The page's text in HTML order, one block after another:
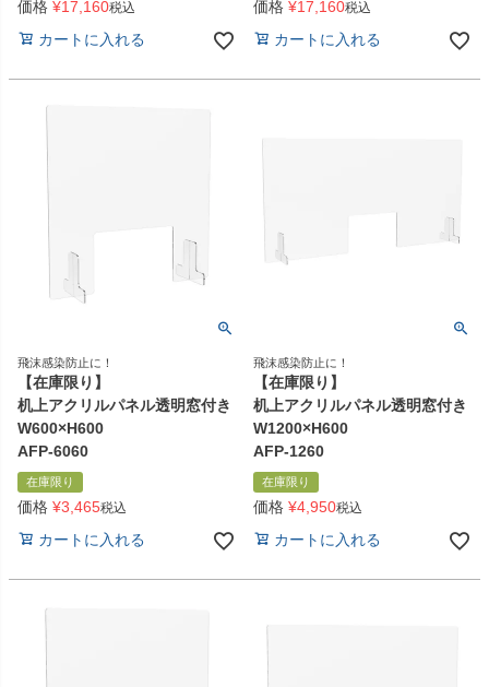
価格 ¥17,160税込
カートに入れる
価格 ¥17,160税込
カートに入れる
飛沫感染防止に！
【在庫限り】
机上アクリルパネル透明窓付き
W600×H600
AFP-6060
在庫限り
価格 ¥3,465税込
カートに入れる
飛沫感染防止に！
【在庫限り】
机上アクリルパネル透明窓付き
W1200×H600
AFP-1260
在庫限り
価格 ¥4,950税込
カートに入れる